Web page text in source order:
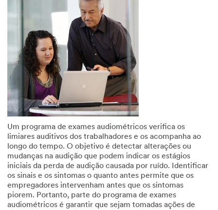
Um programa de exames audiométricos verifica os
limiares auditivos dos trabalhadores e os acompanha ao
longo do tempo. O objetivo é detectar alterações ou
mudanças na audição que podem indicar os estágios
iniciais da perda de audição causada por ruído. Identificar
os sinais e os sintomas o quanto antes permite que os
empregadores intervenham antes que os sintomas
piorem. Portanto, parte do programa de exames
audiométricos é garantir que sejam tomadas ações de